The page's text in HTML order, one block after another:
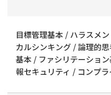
目標管理基本 / ハラスメ
カルシンキング / 論理的
基本 / ファシリテーショ
報セキュリティ / コンプラ